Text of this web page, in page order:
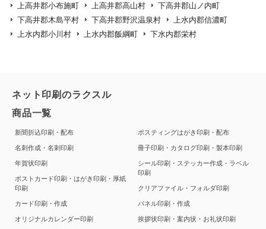
上高井郡小布施町
上高井郡高山村
下高井郡山ノ内町
下高井郡木島平村
下高井郡野沢温泉村
上水内郡信濃町
上水内郡小川村
上水内郡飯綱町 下水内郡栄村
ネット印刷のラクスル
商品一覧
新聞折込印刷・配布
名刺作成・名刺印刷
年賀状印刷
ポストカード印刷・はがき印刷・厚紙
印刷
カード印刷・作成
オリジナルカレンダー印刷
ポスティングはがき印刷・配布
冊子印刷・カタログ印刷・製本印刷
シール印刷・ステッカー作成・ラベル
印刷
クリアファイル・フォルダ印刷
パネル印刷・作成
挨拶状印刷・案内状・お礼状印刷